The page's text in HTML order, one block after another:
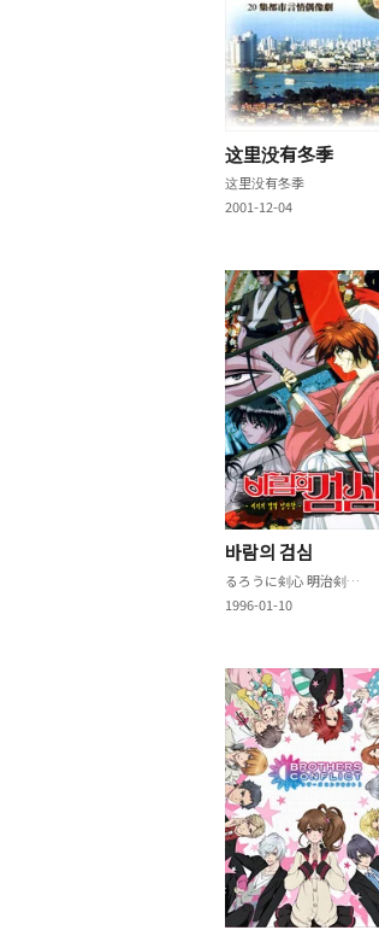
这里没有冬季
这里没有冬季
2001-12-04
바람의 검심
るろうに剣心 明治剣客浪漫譚
1996-01-10